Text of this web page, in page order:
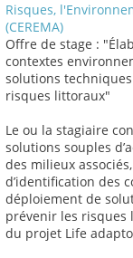
Risques,
(CEREMA)
Offre de stage :
contextes
solutions
risques littoraux"
Le ou la stagiaire
solutions souples
des milieux
d’identification des
déploiement de
prévenir les risques
du projet Life